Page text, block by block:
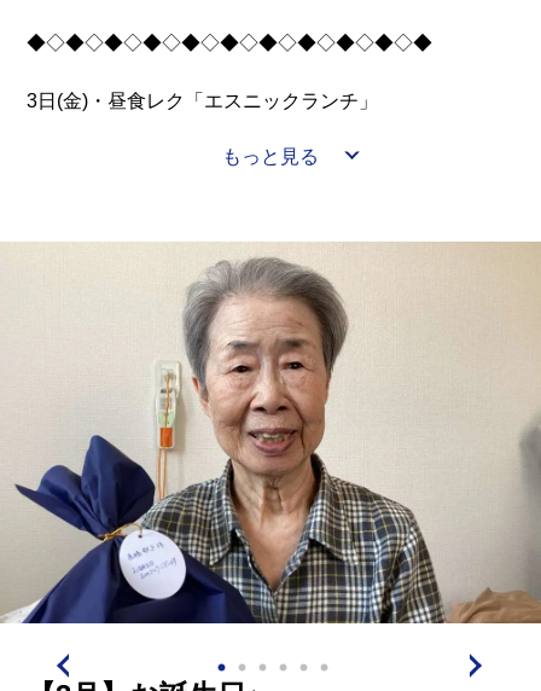
◆◇◆◇◆◇◆◇◆◇◆◇◆◇◆◇◆◇◆◇◆
3日(金)・昼食レク「エスニックランチ」
5日(日)・外出レク「せんとぴゅあⅠ・Ⅱ」(昼食：さと
10日(金)・「イリーゼ喫茶」(ショコラプリン 付)
11日(土)・ドッグセラピー
12日(日)・工作レク「造花フラワー・アレンジメント」
(バターどら焼き 付)
19日(日)・ゲームレク ＆ お誕生日会 (たこ焼き 付)
20日(月)・「イリーゼ喫茶」(牛乳プリン 付)
26日(日)・外出レク「旭川デザインセンター」(北かり:
ソフトクリーム 付)
【イリーゼ オンラインコンサート】
もっと見る